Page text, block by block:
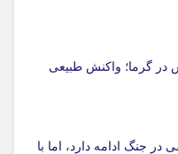
در گرما؛ واکنش طبیعی
در جنگ ادامه دارد، اما با